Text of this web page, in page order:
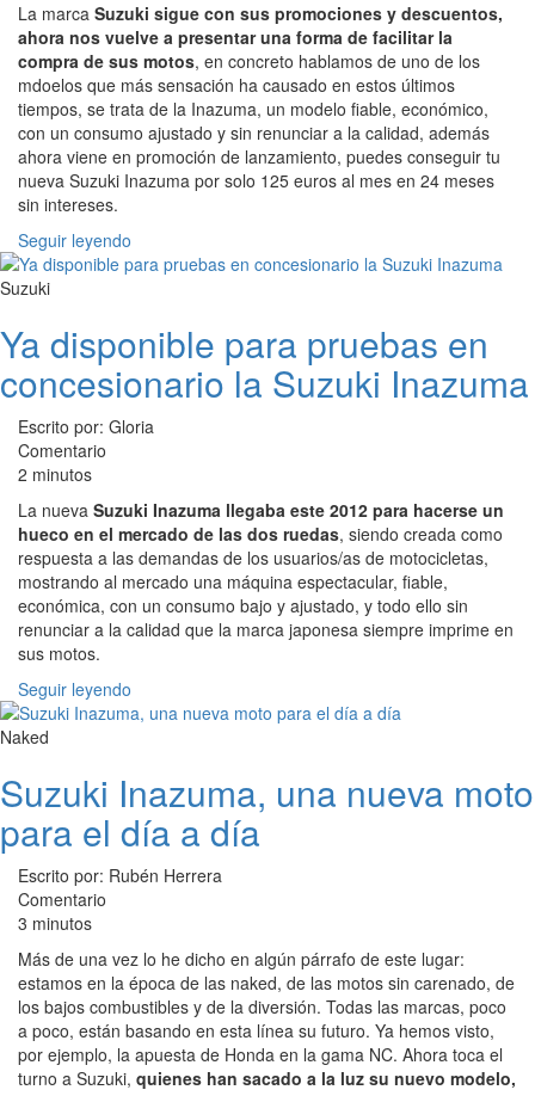
La marca Suzuki sigue con sus promociones y descuentos,
ahora nos vuelve a presentar una forma de facilitar la
compra de sus motos, en concreto hablamos de uno de los
mdoelos que más sensación ha causado en estos últimos
tiempos, se trata de la Inazuma, un modelo fiable, económico,
con un consumo ajustado y sin renunciar a la calidad, además
ahora viene en promoción de lanzamiento, puedes conseguir tu
nueva Suzuki Inazuma por solo 125 euros al mes en 24 meses
sin intereses.
Seguir leyendo
Suzuki
Ya disponible para pruebas en
concesionario la Suzuki Inazuma
Escrito por: Gloria
Comentario
2 minutos
La nueva Suzuki Inazuma llegaba este 2012 para hacerse un
hueco en el mercado de las dos ruedas, siendo creada como
respuesta a las demandas de los usuarios/as de motocicletas,
mostrando al mercado una máquina espectacular, fiable,
económica, con un consumo bajo y ajustado, y todo ello sin
renunciar a la calidad que la marca japonesa siempre imprime en
sus motos.
Seguir leyendo
Naked
Suzuki Inazuma, una nueva moto
para el día a día
Escrito por: Rubén Herrera
Comentario
3 minutos
Más de una vez lo he dicho en algún párrafo de este lugar:
estamos en la época de las naked, de las motos sin carenado, de
los bajos combustibles y de la diversión. Todas las marcas, poco
a poco, están basando en esta línea su futuro. Ya hemos visto,
por ejemplo, la apuesta de Honda en la gama NC. Ahora toca el
turno a Suzuki, quienes han sacado a la luz su nuevo modelo,